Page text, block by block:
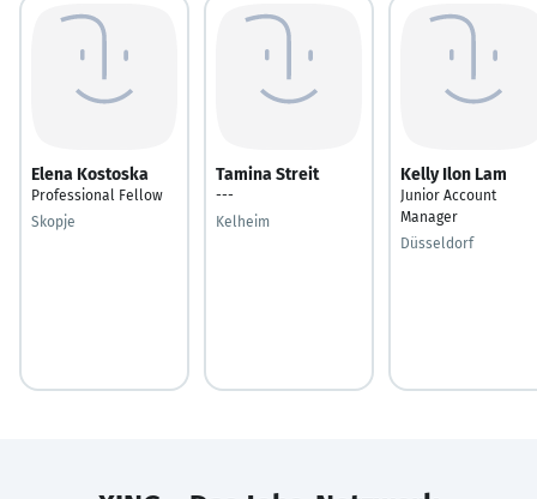
Elena Kostoska
Professional Fellow
Skopje
Tamina Streit
---
Kelheim
Kelly Ilon Lam
Junior Account
Manager
Düsseldorf